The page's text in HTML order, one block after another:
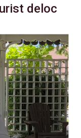
deloc